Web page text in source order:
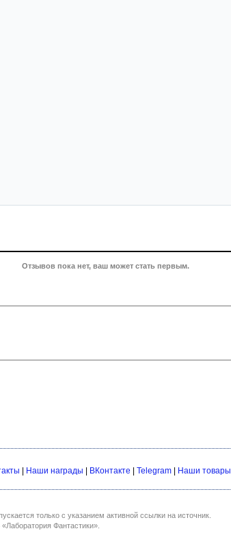
Отзывов пока нет, ваш может стать первым.
Наши награды ВКонтакте Telegram Наши товары
только с указанием активной ссылки на источник.
«Лаборатория Фантастики».